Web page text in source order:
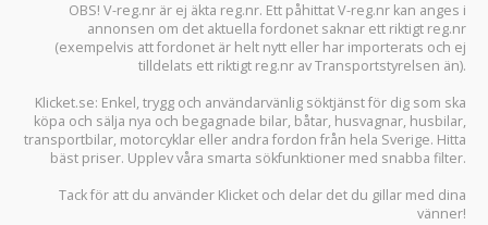
OBS! V-reg.nr är ej äkta reg.nr. Ett påhittat V-reg.nr kan anges i
annonsen om det aktuella fordonet saknar ett riktigt reg.nr
(exempelvis att fordonet är helt nytt eller har importerats och ej
tilldelats ett riktigt reg.nr av Transportstyrelsen än).
Klicket.se: Enkel, trygg och användarvänlig söktjänst för dig som ska
köpa och sälja nya och begagnade bilar, båtar, husvagnar, husbilar,
transportbilar, motorcyklar eller andra fordon från hela Sverige. Hitta
bäst priser. Upplev våra smarta sökfunktioner med snabba filter.
Tack för att du använder Klicket och delar det du gillar med dina
vänner!